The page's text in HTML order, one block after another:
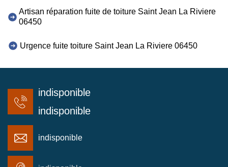
Artisan réparation fuite de toiture Saint Jean La Riviere
06450
Urgence fuite toiture Saint Jean La Riviere 06450
indisponible
indisponible
indisponible